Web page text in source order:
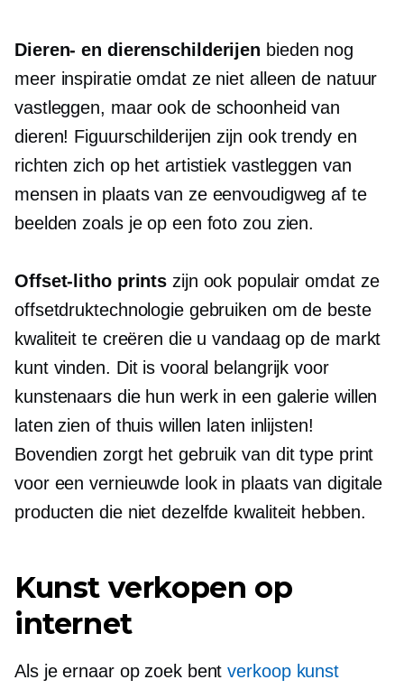
Dieren- en dierenschilderijen bieden nog
meer inspiratie omdat ze niet alleen de natuur
vastleggen, maar ook de schoonheid van
dieren! Figuurschilderijen zijn ook trendy en
richten zich op het artistiek vastleggen van
mensen in plaats van ze eenvoudigweg af te
beelden zoals je op een foto zou zien.
Offset-lithoprints zijn ook populair omdat ze
offsetdruktechnologie gebruiken om de beste
kwaliteit te creëren die u vandaag op de markt
kunt vinden. Dit is vooral belangrijk voor
kunstenaars die hun werk in een galerie willen
laten zien of thuis willen laten inlijsten!
Bovendien zorgt het gebruik van dit type print
voor een vernieuwde look in plaats van digitale
producten die niet dezelfde kwaliteit hebben.
Kunst verkopen op
internet
Als je ernaar op zoek bentverkoop kunst